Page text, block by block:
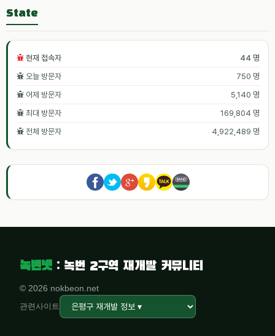
State
현재 접속자
44 명
오늘 방문자
750 명
어제 방문자
5,140 명
최대 방문자
169,804 명
전체 방문자
4,922,489 명
녹번넷 : 녹번 2구역 재개발 커뮤니티
© 2026 nokbeon.net
관련사이트